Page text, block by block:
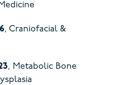
, Craniofacial &
, Metabolic Bone